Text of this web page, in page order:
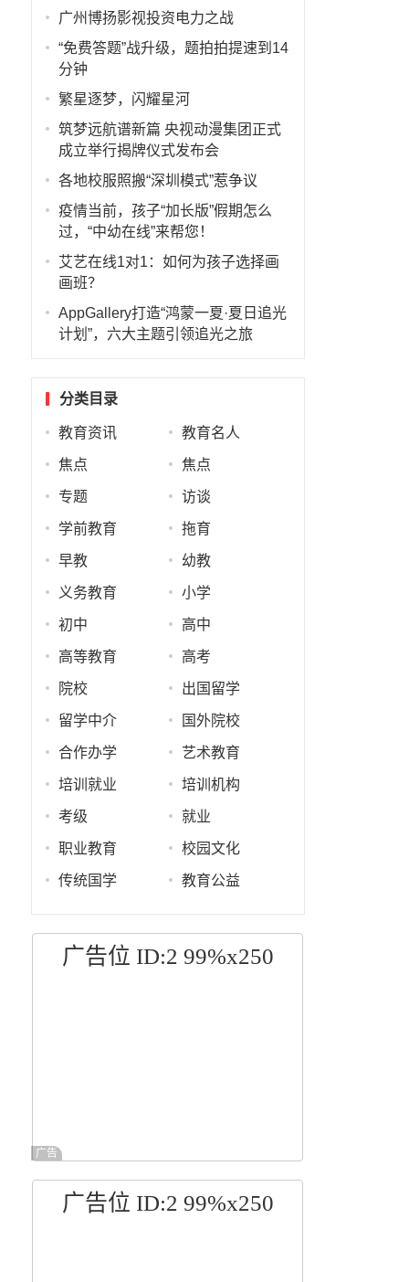
广州博扬影视投资电力之战
“免费答题”战升级，题拍拍提速到14
分钟
繁星逐梦，闪耀星河
筑梦远航谱新篇 央视动漫集团正式
成立举行揭牌仪式发布会
各地校服照搬“深圳模式”惹争议
疫情当前，孩子“加长版”假期怎么
过，“中幼在线”来帮您！
艾艺在线1对1：如何为孩子选择画
画班？
AppGallery打造“鸿蒙一夏·夏日追光
计划”，六大主题引领追光之旅
分类目录
教育资讯 教育名人
焦点 焦点
专题 访谈
学前教育 拖育
早教 幼教
义务教育 小学
初中 高中
高等教育 高考
院校 出国留学
留学中介 国外院校
合作办学 艺术教育
培训就业 培训机构
考级 就业
职业教育 校园文化
传统国学 教育公益
广告位 ID:2 99%x250
广告
广告位 ID:2 99%x250